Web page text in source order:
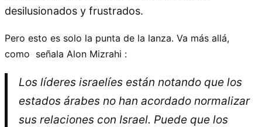
desilusionados y frustrados.
Pero esto es solo la punta de la lanza. Va más allá,
como señala Alon Mizrahi :
Los líderes israelíes están notando que los
estados árabes no han acordado normalizar
sus relaciones con Israel. Puede que los